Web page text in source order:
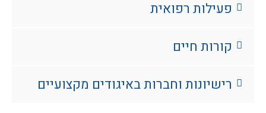
פעילות רפואית
קורות חיים
רישיונות וחברות באיגודים מקצועיים